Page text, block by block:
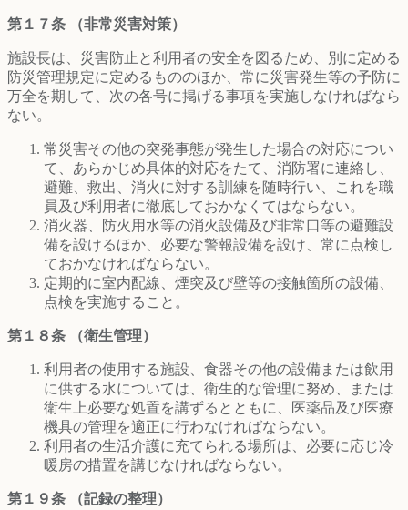
第１７条 （非常災害対策）
施設長は、災害防止と利用者の安全を図るため、別に定める
防災管理規定に定めるもののほか、常に災害発生等の予防に
万全を期して、次の各号に掲げる事項を実施しなければなら
ない。
常災害その他の突発事態が発生した場合の対応につい
て、あらかじめ具体的対応をたて、消防署に連絡し、
避難、救出、消火に対する訓練を随時行い、これを職
員及び利用者に徹底しておかなくてはならない。
消火器、防火用水等の消火設備及び非常口等の避難設
備を設けるほか、必要な警報設備を設け、常に点検し
ておかなければならない。
定期的に室内配線、煙突及び壁等の接触箇所の設備、
点検を実施すること。
第１８条 （衛生管理）
利用者の使用する施設、食器その他の設備または飲用
に供する水については、衛生的な管理に努め、または
衛生上必要な処置を講ずるとともに、医薬品及び医療
機具の管理を適正に行わなければならない。
利用者の生活介護に充てられる場所は、必要に応じ冷
暖房の措置を講じなければならない。
第１９条 （記録の整理）